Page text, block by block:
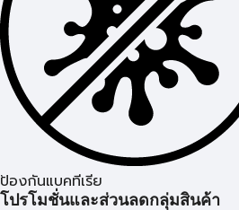
ป้องกันแบคทีเรีย
โปรโมชั่นและส่วนลดกลุ่มสินค้า